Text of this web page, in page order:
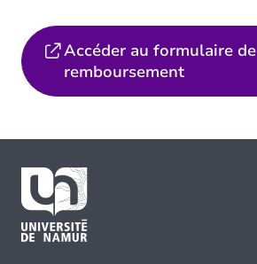
Accéder au formulaire de
remboursement